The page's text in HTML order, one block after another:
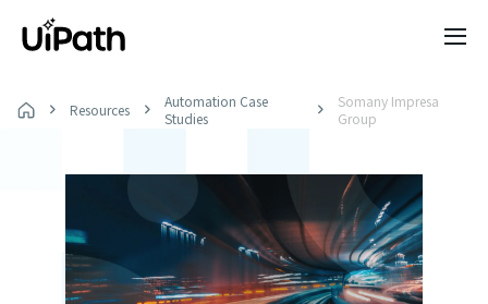
Resources
Automation Case
Studies
Somany Impresa
Group